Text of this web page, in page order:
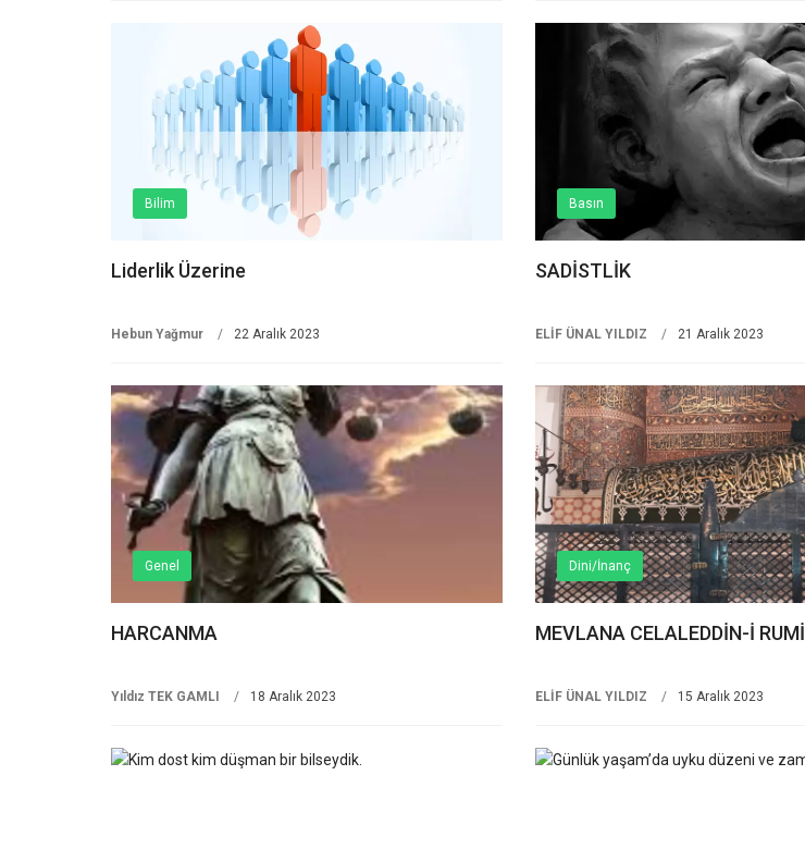
Bilim
Liderlik Üzerine
Hebun Yağmur 22 Aralık 2023
Basın
SADİSTLİK
ELİF ÜNAL YILDIZ 21 Aralık 2023
Genel
HARCANMA
Yıldız TEK GAMLI 18 Aralık 2023
Dini/İnanç
MEVLANA CELALEDDİN-İ RUMİ
ELİF ÜNAL YILDIZ 15 Aralık 2023